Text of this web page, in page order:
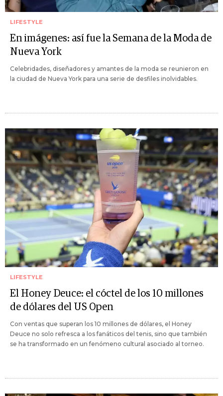
LIFESTYLE
En imágenes: así fue la Semana de la Moda de
Nueva York
Celebridades, diseñadores y amantes de la moda se reunieron en
la ciudad de Nueva York para una serie de desfiles inolvidables.
LIFESTYLE
El Honey Deuce: el cóctel de los 10 millones
de dólares del US Open
Con ventas que superan los 10 millones de dólares, el Honey
Deuce no solo refresca a los fanáticos del tenis, sino que también
se ha transformado en un fenómeno cultural asociado al torneo.